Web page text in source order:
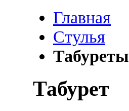
Главная
Стулья
Табуреты
Табурет